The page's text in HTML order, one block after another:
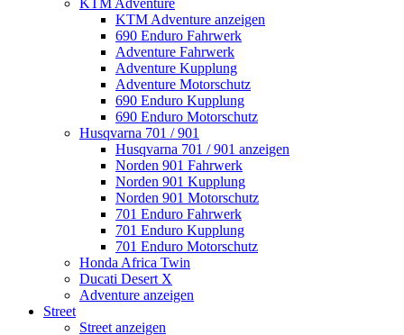
KTM Adventure
KTM Adventure anzeigen
690 Enduro Fahrwerk
Adventure Fahrwerk
Adventure Kupplung
Adventure Motorschutz
690 Enduro Kupplung
690 Enduro Motorschutz
Husqvarna 701 / 901
Husqvarna 701 / 901 anzeigen
Norden 901 Fahrwerk
Norden 901 Kupplung
Norden 901 Motorschutz
701 Enduro Fahrwerk
701 Enduro Kupplung
701 Enduro Motorschutz
Honda Africa Twin
Ducati Desert X
Adventure anzeigen
Street
Street anzeigen